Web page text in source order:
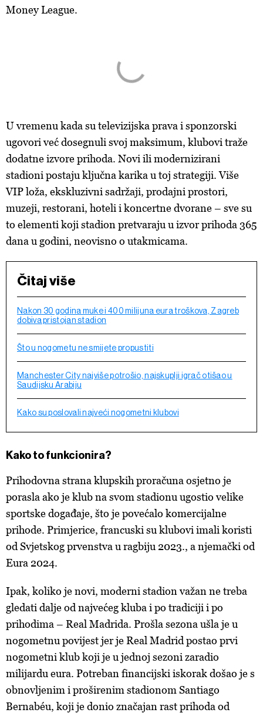
Money League.
U vremenu kada su televizijska prava i sponzorski
ugovori već dosegnuli svoj maksimum, klubovi traže
dodatne izvore prihoda. Novi ili modernizirani
stadioni postaju ključna karika u toj strategiji. Više
VIP loža, ekskluzivni sadržaji, prodajni prostori,
muzeji, restorani, hoteli i koncertne dvorane – sve su
to elementi koji stadion pretvaraju u izvor prihoda 365
dana u godini, neovisno o utakmicama.
Čitaj više
Nakon 30 godina muke i 400 milijuna eura troškova, Zagreb
dobiva pristojan stadion
Što u nogometu ne smijete propustiti
Manchester City najviše potrošio, najskuplji igrač otišao u
Saudijsku Arabiju
Kako su poslovali najveći nogometni klubovi
Kako to funkcionira?
Prihodovna strana klupskih proračuna osjetno je
porasla ako je klub na svom stadionu ugostio velike
sportske događaje, što je povećalo komercijalne
prihode. Primjerice, francuski su klubovi imali koristi
od Svjetskog prvenstva u ragbiju 2023., a njemački od
Eura 2024.
Ipak, koliko je novi, moderni stadion važan ne treba
gledati dalje od najvećeg kluba i po tradiciji i po
prihodima – Real Madrida. Prošla sezona ušla je u
nogometnu povijest jer je Real Madrid postao prvi
nogometni klub koji je u jednoj sezoni zaradio
milijardu eura. Potreban financijski iskorak došao je s
obnovljenim i proširenim stadionom Santiago
Bernabéu, koji je donio značajan rast prihoda od